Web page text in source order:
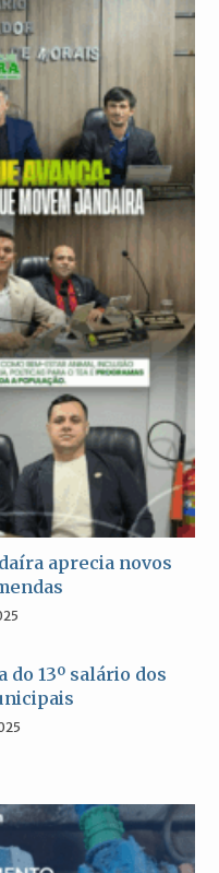
aprecia novos
do 13º salário dos